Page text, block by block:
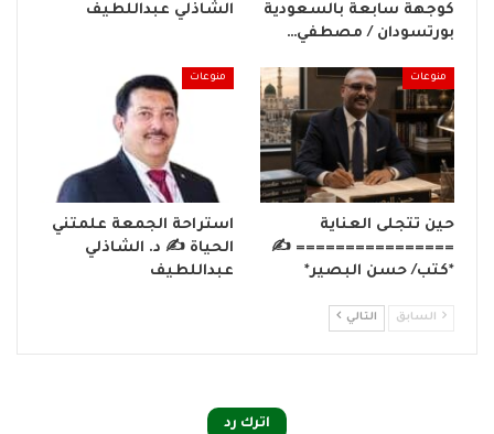
كوجهة سابعة بالسعودية
بورتسودان / مصطفي…
الشاذلي عبداللطيف
منوعات
حين تتجلى العناية
================ ✍️
*كتب/ حسن البصير*
منوعات
استراحة الجمعة علمتني
الحياة ✍️ د. الشاذلي
عبداللطيف
السابق التالي
اترك رد